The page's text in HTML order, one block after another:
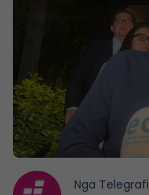
Nga Telegrafi